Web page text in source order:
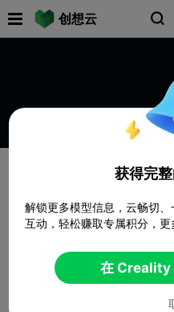
创想云 
获得完
解锁更多模型信息，云畅切
互动，轻松赚取专属积分，
在 Creality